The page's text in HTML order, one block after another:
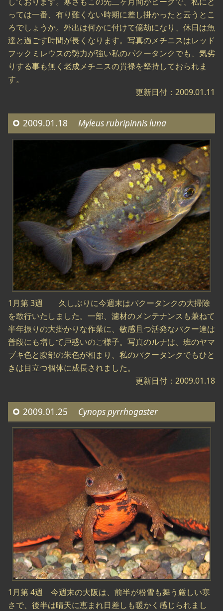
っては一番、有り難くない時期に差し掛かったと云うとこ
ろでしょうか。外出は何かに付けて億劫になり、休日は魚
達と過ごす時間が長くなります。写真のメチニスはレッド
フックミレウスの勢力が強い私のパクータンクでも、気劣
りする事も無く老成メチニスの貫禄を堅持しておられま
す。
更新日付：2009.01.11
2009.01.18 Myleus rubripinnis luna
1月第 3週 久しぶりに今週末はパクータンクの大掃除
を敢行いたしました。一部、濾材のメンテナンスも兼ねて
半年振りの大掛かりな作業に、敏感且つ活発なパクー達は
普段にも増して戸惑いのご様子。写真のルナは、班のヤマ
ブキ色と腹部の朱色が相まり、私のパクータンクでもひと
きは目立つ個体に成長されました。
更新日付：2009.01.18
2009.01.25 Cynops pyrrhogaster
1月第 4週 今週末の大阪は、前半が粉雪も舞う厳しい寒
さで、後半は晴天に恵まれ日差しも暖かく感じられまし